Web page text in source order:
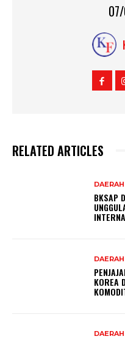
RELATED ARTICLES
DAERAH
BKSAP
DAERAH
KOREA
DAERAH